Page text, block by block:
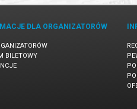
DLA ORGANIZATORÓW
BILETOWY